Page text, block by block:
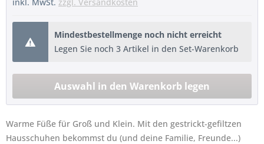
Mindestbestellmenge noch nicht erreicht
Legen Sie noch 3 Artikel in den Set-Warenkorb
Warme Füße für Groß und Klein. Mit den gestrickt-gefiltzen
Hausschuhen bekommst du (und deine Familie, Freunde...)